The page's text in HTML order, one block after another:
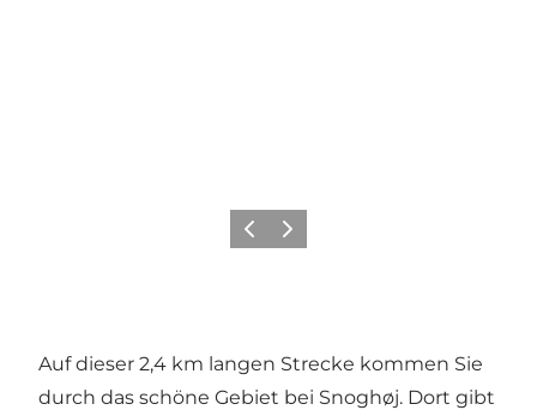
ZurückWeiter
Auf dieser 2,4 km langen Strecke kommen Sie
durch das schöne Gebiet bei Snoghøj. Dort gibt